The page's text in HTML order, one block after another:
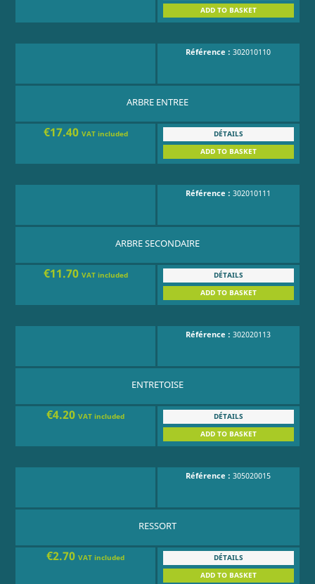
ADD TO BASKET
Référence :302010110
ARBRE ENTREE
€17.40 VAT included
DÉTAILS
ADD TO BASKET
Référence :302010111
ARBRE SECONDAIRE
€11.70 VAT included
DÉTAILS
ADD TO BASKET
Référence :302020113
ENTRETOISE
€4.20VAT included
DÉTAILS
ADD TO BASKET
Référence :305020015
RESSORT
€2.70VAT included
DÉTAILS
ADD TO BASKET